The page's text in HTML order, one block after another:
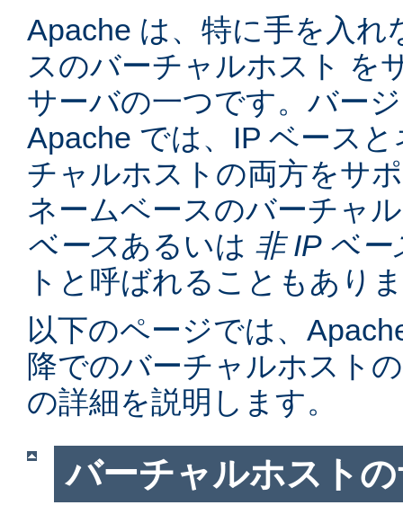
Apache は、特に手を入れ
スのバーチャルホスト を
サーバの一つです。バー
Apache では、IP ベース
チャルホストの両方をサ
ネームベースのバーチャ
ベースあるいは 非 IP ベー
トと呼ばれることもあり
以下のページでは、
降でのバーチャルホスト
の詳細を説明します。
バーチャルホスト